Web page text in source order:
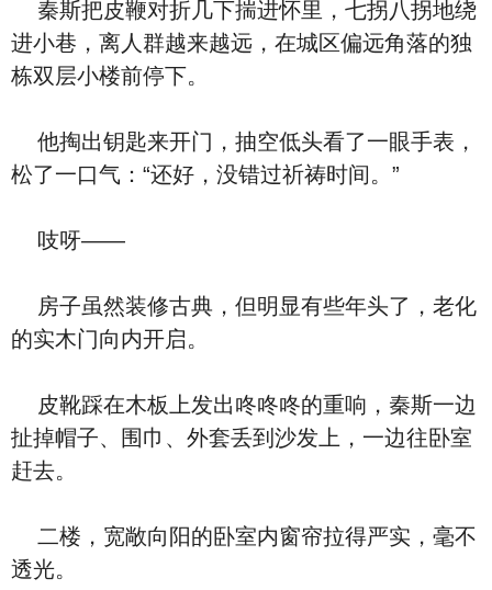
秦斯把皮鞭对折几下揣进怀里，七拐八拐地绕
进小巷，离人群越来越远，在城区偏远角落的独
栋双层小楼前停下。
他掏出钥匙来开门，抽空低头看了一眼手表，
松了一口气：“还好，没错过祈祷时间。”
吱呀——
房子虽然装修古典，但明显有些年头了，老化
的实木门向内开启。
皮靴踩在木板上发出咚咚咚的重响，秦斯一边
扯掉帽子、围巾、外套丢到沙发上，一边往卧室
赶去。
二楼，宽敞向阳的卧室内窗帘拉得严实，毫不
透光。